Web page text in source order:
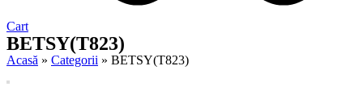
Cart
BETSY(T823)
Acasă » Categorii » BETSY(T823)